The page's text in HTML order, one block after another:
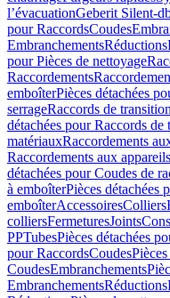
l’évacuationGeberit Silent-
pour RaccordsCoudes
EmbranchementsRéductions
pour Pièces de nettoyage
Raccordements
emboîterPièces détachées
serrageRaccords de
détachées pour Raccords de
matériauxRaccordements
Raccordements aux appareils
détachées pour Coudes de
à emboîterPièces détachées
emboîterAccessoiresColliers
colliersFermeturesJoints
PPTubesPièces détachées
pour RaccordsCoudes
CoudesEmbranchements
EmbranchementsRéductions